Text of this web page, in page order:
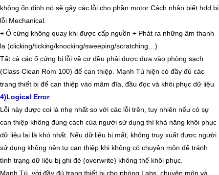
không ổn định nó sẽ gây các lỗi cho phần motor Cách nhận biết hdd bị
lỗi Mechanical.
+ Ổ cứng không quay khi được cấp nguồn + Phát ra những âm thanh
lạ (clicking/ticking/knocking/sweeping/scratching…)
Tất cả các ổ cứng bị lỗi về cơ đều phải được đưa vào phòng sạch
(Class Clean Rom 100) để can thiệp. Mạnh Tú hiện có đầy đủ các
trang thiết bị để can thiệp vào mâm đĩa, đầu đọc và khôi phục dữ liệu
4)Logical Error
Lỗi này được coi là nhẹ nhất so với các lỗi trên, tuy nhiên nếu có sự
can thiệp không đúng cách của người sử dụng thì khả năng khôi phục
dữ liệu lại là khó nhất. Nếu dữ liệu bị mất, không truy xuất được người
sử dụng không nên tự can thiệp khi không có chuyên môn để tránh
tình trạng dữ liệu bị ghi đè (overwrite) không thể khôi phục.
Mạnh Tú với đầy đủ trang thiết bị cho phòng Labs, chuyên môn và